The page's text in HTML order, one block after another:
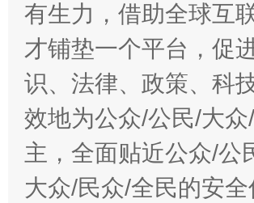
有生力，借助全球互
才铺垫一个平台，促
识、法律、政策、科
效地为公众/公民/大
主，全面贴近公众/公
大众/民众/全民的安